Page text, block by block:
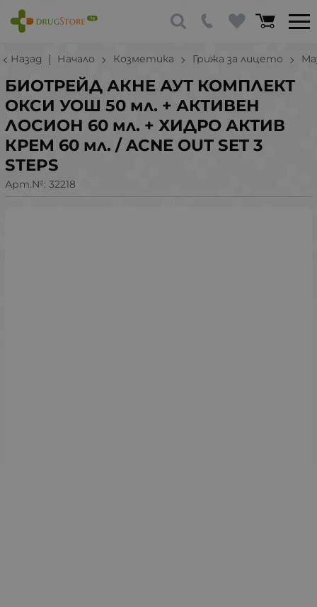
Назад Начало Козметика Грижа за лицето
БИОТРЕЙД АКНЕ АУТ КОМПЛЕКТ
ОКСИ УОШ 50 мл. + АКТИВЕН
ЛОСИОН 60 мл. + ХИДРО АКТИВ
КРЕМ 60 мл. / ACNE OUT SET 3
STEPS
Арт.№: 32218